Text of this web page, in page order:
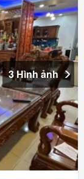
3 Hình ảnh